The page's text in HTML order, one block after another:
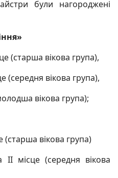
були нагороджені
(старша вікова група),
(середня вікова група),
вікова група);
(старша вікова група)
місце (середня вікова